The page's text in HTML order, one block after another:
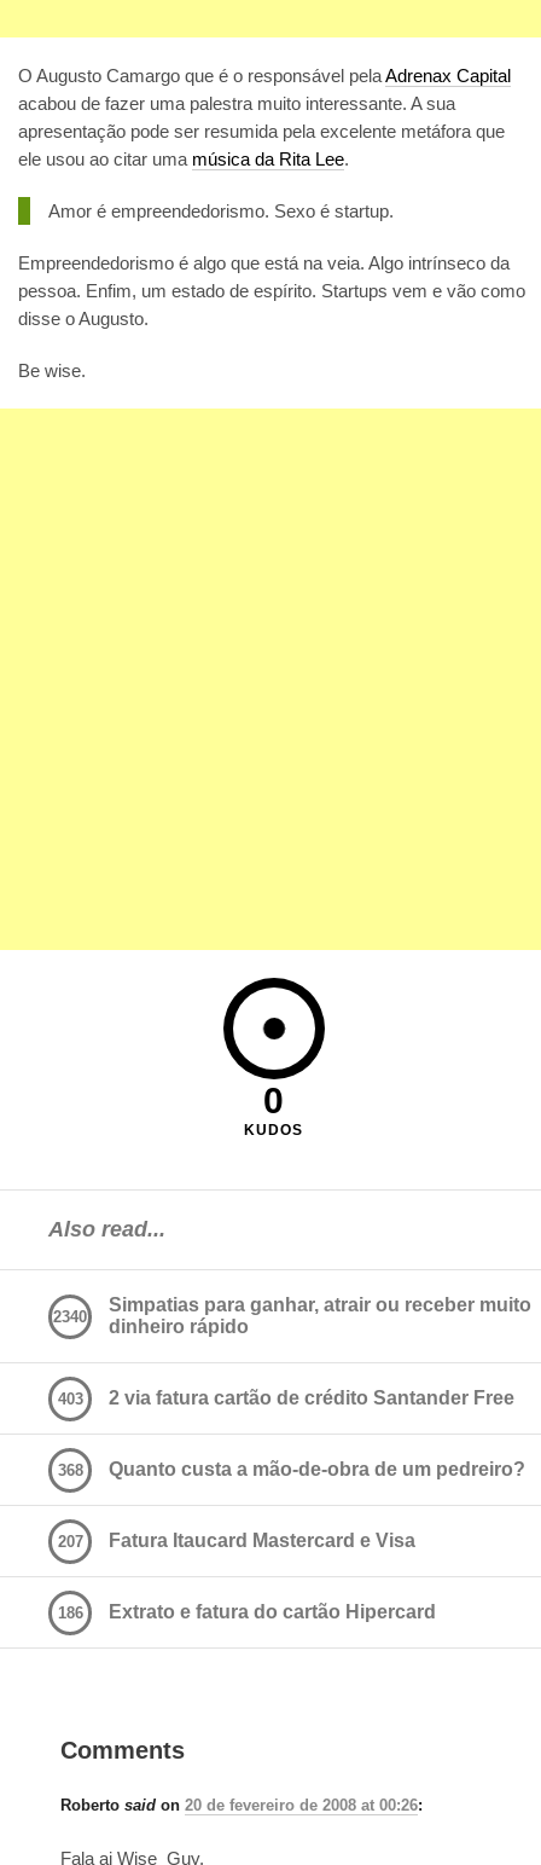
O Augusto Camargo que é o responsável pelaAdrenax Capital
acabou de fazer uma palestra muito interessante. A sua
apresentação pode ser resumida pela excelente metáfora que
ele usou ao citar uma música da Rita Lee.
Amor é empreendedorismo. Sexo é startup.
Empreendedorismo é algo que está na veia. Algo intrínseco da
pessoa. Enfim, um estado de espírito. Startups vem e vão como
disse o Augusto.
Be wise.
0
KUDOS
Also read...
Simpatias para ganhar, atrair ou receber muito
dinheiro rápido
2340
2 via fatura cartão de crédito Santander Free
403
Quanto custa a mão-de-obra de um pedreiro?
368
Fatura Itaucard Mastercard e Visa
207
Extrato e fatura do cartão Hipercard
186
Comments
Roberto said on 20 de fevereiro de 2008 at 00:26:
Fala ai Wise_Guy.